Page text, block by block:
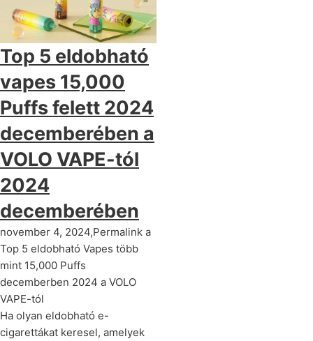
Top 5 eldobható
vapes 15,000
Puffs felett 2024
decemberében a
VOLO VAPE-tól
2024
decemberében
november 4, 2024,Permalink a
Top 5 eldobható Vapes több
mint 15,000 Puffs
decemberben 2024 a VOLO
VAPE-tól
Ha olyan eldobható e-
cigarettákat keresel, amelyek